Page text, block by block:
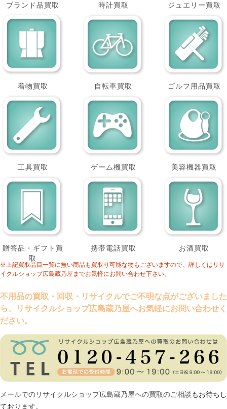
ブランド品買取 時計買取 ジュエリー買取
着物買取 自転車買取 ゴルフ用品買取
工具買取 ゲーム機買取 美容機器買取
贈答品・ギフト買
取
携帯電話買取 お酒買取
※上記買取品目一覧に無い商品も買取り可能な物もございますので、詳しくはリサ
イクルショップ広島蔵乃屋までお気軽にお問い合わせ下さい。
不用品の買取・回収・リサイクルでご不明な点がございました
ら、リサイクルショップ広島蔵乃屋へお気軽にお問い合わせく
ださい。
メールでのリサイクルショップ広島蔵乃屋への買取のご相談もお待ちし
ております。